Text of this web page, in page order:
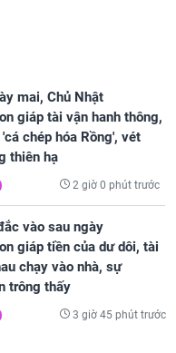
mai, Chủ Nhật
giáp tài vận hanh thông,
chép hóa Rồng', vét
thiên hạ
2 giờ 0 phút trước
vào sau ngày
giáp tiền của dư dôi, tài
chạy vào nhà, sự
trông thấy
3 giờ 45 phút trước